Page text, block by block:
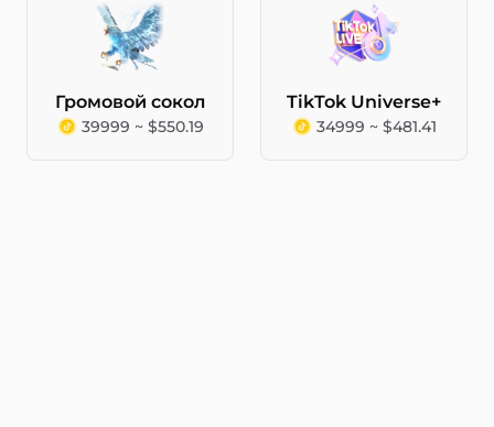
Громовой сокол
39999 ~ $550.19
TikTok Universe+
34999 ~ $481.41